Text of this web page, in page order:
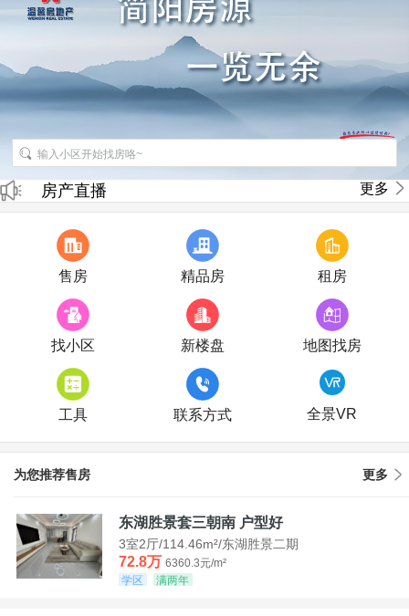
招聘房产销售经纪人
房产直播 更多
售房 精品房 租房
找小区 新楼盘 地图找房
工具 联系方式 全景VR
为您推荐售房 更多
东湖胜景套三朝南 户型好
3室2厅/114.46m²/东湖胜景二期
72.8万 6360.3元/m²
学区
满两年